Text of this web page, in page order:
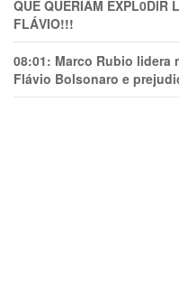
QUE QUERIAM EXPL0DlR
FLÁVIO!!!
08:01: Marco Rubio lidera
Flávio Bolsonaro e